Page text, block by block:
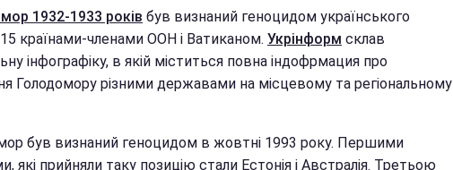
1932-1933 років був визнаний геноцидом українського
країнами-членами ООН і Ватиканом. Укрінформ склав
інфографіку, в якій міститься повна індофрмация про
Голодомору різними державами на місцевому та регіональному
був визнаний геноцидом в жовтні 1993 року. Першими
які прийняли таку позицію стали Естонія і Австралія. Третьою